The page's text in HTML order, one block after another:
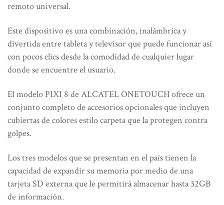
remoto universal.
Este dispositivo es una combinación, inalámbrica y
divertida entre tableta y televisor que puede funcionar así
con pocos clics desde la comodidad de cualquier lugar
donde se encuentre el usuario.
El modelo PIXI 8 de ALCATEL ONETOUCH ofrece un
conjunto completo de accesorios opcionales que incluyen
cubiertas de colores estilo carpeta que la protegen contra
golpes.
Los tres modelos que se presentan en el país tienen la
capacidad de expandir su memoria por medio de una
tarjeta SD externa que le permitirá almacenar hasta 32GB
de información.